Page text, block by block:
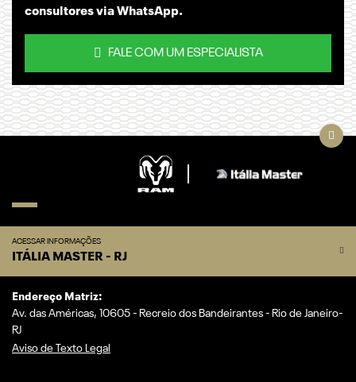
consultores via WhatsApp.
FALE COM UM ESPECIALISTA
ACESSAR INFORMAÇÕES
ITÁLIA MASTER - RJ
Endereço Matriz:
Av. das Américas, 10605 - Recreio dos Bandeirantes - Rio de Janeiro-
RJ
Aviso de Texto Legal